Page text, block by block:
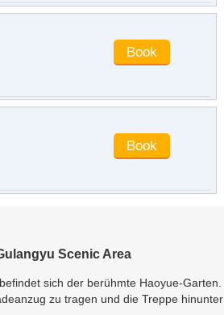
thought it was joint and several. The
there is no place to walk. The little
man at the front desk has better
from the commercial street and close
convenient to choose the central
location of the island
very good!!!
lisalausaid:The hotel owner is very
the room are very cute and great!!!
The six of us are very satisfied with
Scenic Area
sich der berühmte Haoyue-Garten.
zu tragen und die Treppe hinunter